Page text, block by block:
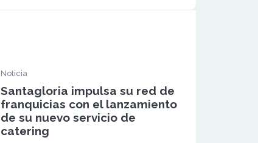
Noticia
Santagloria impulsa su red de
franquicias con el lanzamiento
de su nuevo servicio de
catering